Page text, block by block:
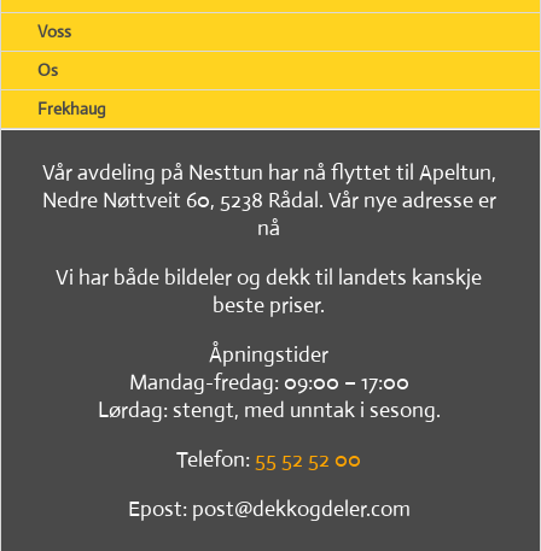
Voss
Os
Frekhaug
Vår avdeling på Nesttun har nå flyttet til Apeltun,
Nedre Nøttveit 60, 5238 Rådal. Vår nye adresse er
nå
Vi har både bildeler og dekk til landets kanskje
beste priser.
Åpningstider
Mandag-fredag: 09:00 – 17:00
Lørdag: stengt, med unntak i sesong.
Telefon: 55 52 52 00
Epost: post@dekkogdeler.com